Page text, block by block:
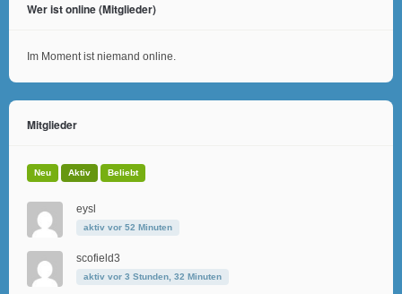
Wer ist online (Mitglieder)
Im Moment ist niemand online.
Mitglieder
Neu Aktiv Beliebt
eysl
aktiv vor 52 Minuten
scofield3
aktiv vor 3 Stunden, 32 Minuten